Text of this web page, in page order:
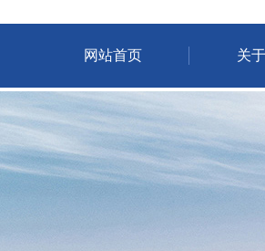
网站首页 关